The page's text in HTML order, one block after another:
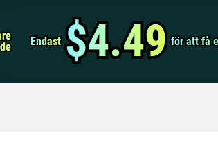
Endast
Endast $4.49
$4.49 för att få
för att få